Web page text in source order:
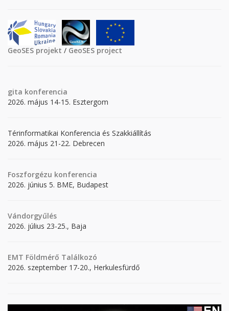
GeoSES projekt / GeoSES project
gita konferencia
2026. május 14-15. Esztergom
Térinformatikai Konferencia és Szakkiállítás
2026. május 21-22. Debrecen
Foszforgézu konferencia
2026. június 5. BME, Budapest
Vándorgyűlés
2026. július 23-25., Baja
EMT Földmérő Találkozó
2026. szeptember 17-20., Herkulesfürdő